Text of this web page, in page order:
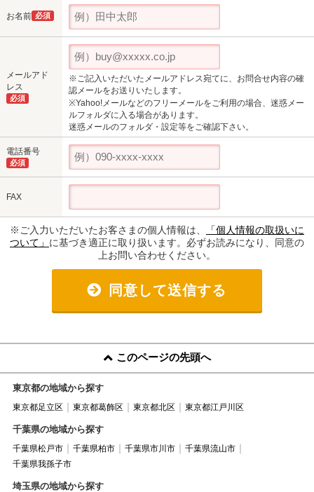
お名前 必須
メールアド
レス
必須
※ご記入いただいたメールアドレス宛てに、お問合せ内容の確
認メールをお送りいたします。
※Yahoo!メールなどのフリーメールをご利用の場合、迷惑メー
ルフォルダに入る場合があります。
迷惑メールのフォルダ・設定等をご確認下さい。
電話番号
必須
FAX
※ご入力いただいたお客さまの個人情報は、
「個人情報の取扱いに
ついて」 に基づき適正に取り扱います。必ずお読みになり、同意の
上お問い合わせください。
同意して送信する
このページの先頭へ
東京都の地域から探す
東京都足立区 東京都葛飾区 東京都北区 東京都江戸川区
千葉県の地域から探す
千葉県松戸市 千葉県柏市 千葉県市川市
千葉県流山市
千葉県我孫子市
埼玉県の地域から探す